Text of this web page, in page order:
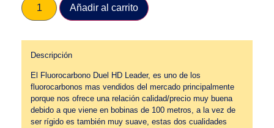
Añadir al carrito
Descripción
El Fluorocarbono Duel HD Leader, es uno de los
fluorocarbonos mas vendidos del mercado principalmente
porque nos ofrece una relación calidad/precio muy buena
debido a que viene en bobinas de 100 metros, a la vez de
ser rígido es también muy suave, estas dos cualidades